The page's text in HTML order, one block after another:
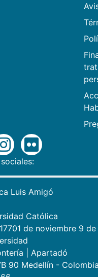
Luis Amigó
Católica
de noviembre 9 de
Apartadó
90 Medellín -